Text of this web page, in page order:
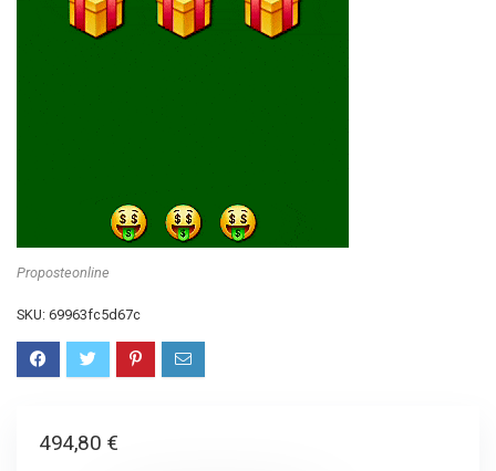
Proposteonline
SKU: 69963fc5d67c
494,80 €